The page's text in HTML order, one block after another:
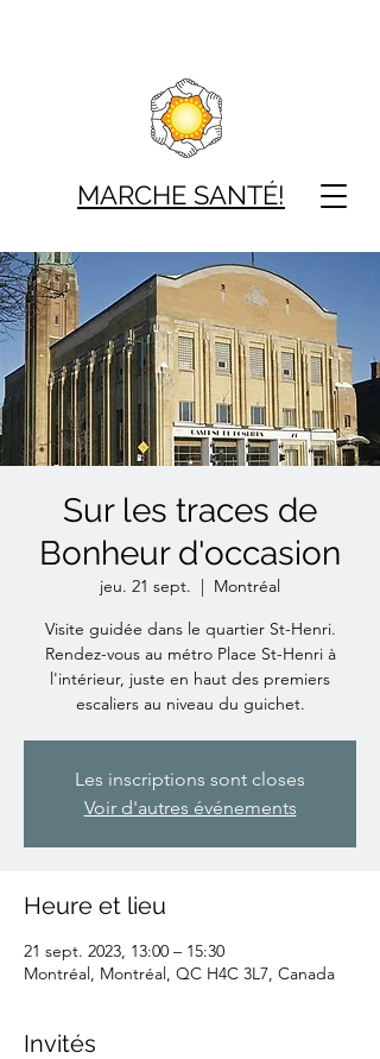
MARCHE SANTÉ!
Sur les traces de
Bonheur d'occasion
jeu. 21 sept.
  |
Montréal
Visite guidée dans le quartier St-Henri.
Rendez-vous au métro Place St-Henri à
l'intérieur, juste en haut des premiers
escaliers au niveau du guichet.
Les inscriptions sont closes
Voir d'autres événements
Heure et lieu
21 sept. 2023, 13:00 – 15:30
Montréal, Montréal, QC H4C 3L7, Canada
Invités